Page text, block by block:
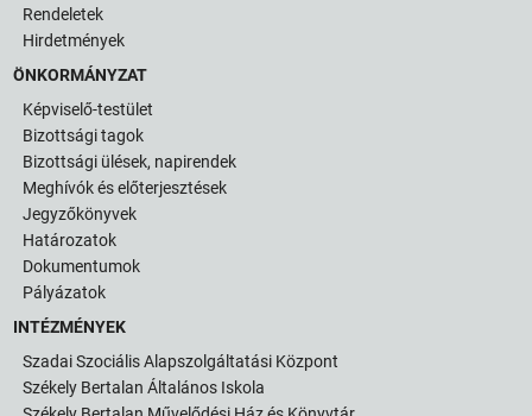
Rendeletek
Hirdetmények
ÖNKORMÁNYZAT
Képviselő-testület
Bizottsági tagok
Bizottsági ülések, napirendek
Meghívók és előterjesztések
Jegyzőkönyvek
Határozatok
Dokumentumok
Pályázatok
INTÉZMÉNYEK
Szadai Szociális Alapszolgáltatási Központ
Székely Bertalan Általános Iskola